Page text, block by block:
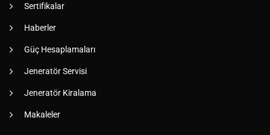
Sertifikalar
Haberler
Güç Hesaplamaları
Jeneratör Servisi
Jeneratör Kiralama
Makaleler